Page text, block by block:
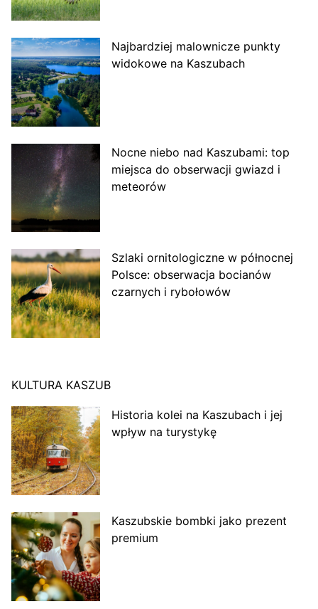
Najbardziej malownicze punkty
widokowe na Kaszubach
Nocne niebo nad Kaszubami: top
miejsca do obserwacji gwiazd i
meteorów
Szlaki ornitologiczne w północnej
Polsce: obserwacja bocianów
czarnych i rybołowów
KULTURA KASZUB
Historia kolei na Kaszubach i jej
wpływ na turystykę
Kaszubskie bombki jako prezent
premium